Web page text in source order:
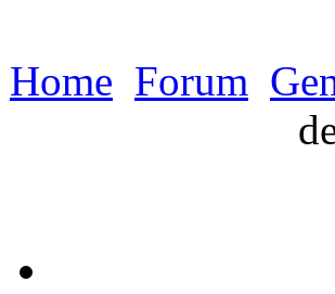
Home Forum